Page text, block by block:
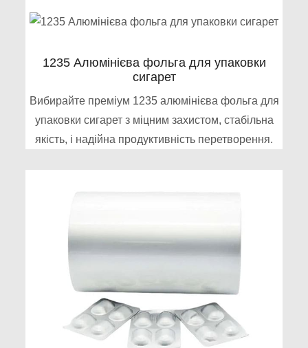
1235 Алюмінієва фольга для упаковки
сигарет
Вибирайте преміум 1235 алюмінієва фольга для
упаковки сигарет з міцним захистом, стабільна
якість, і надійна продуктивність перетворення.